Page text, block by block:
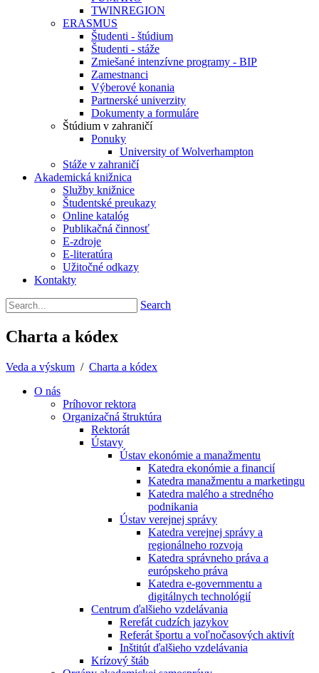
TWINREGION
ERASMUS
Študenti - štúdium
Študenti - stáže
Zmiešané intenzívne programy - BIP
Zamestnanci
Výberové konania
Partnerské univerzity
Dokumenty a formuláre
Štúdium v zahraničí
Ponuky
University of Wolverhampton
Stáže v zahraničí
Akademická knižnica
Služby knižnice
Študentské preukazy
Online katalóg
Publikačná činnosť
E-zdroje
E-literatúra
Užitočné odkazy
Kontakty
Search
Charta a kódex
Veda a výskum / Charta a kódex
O nás
Príhovor rektora
Organizačná štruktúra
Rektorát
Ústavy
Ústav ekonómie a manažmentu
Katedra ekonómie a financií
Katedra manažmentu a marketingu
Katedra malého a stredného
podnikania
Ústav verejnej správy
Katedra verejnej správy a
regionálneho rozvoja
Katedra správneho práva a
európskeho práva
Katedra e-governmentu a
digitálnych technológií
Centrum ďalšieho vzdelávania
Rerefát cudzích jazykov
Referát športu a voľnočasových aktivít
Inštitút ďalšieho vzdelávania
Krízový štáb